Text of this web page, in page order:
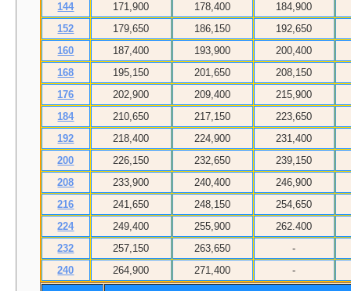
144
171,900 178,400
184,900
152
179,650 186,150
192,650
160
187,400 193,900
200,400
168
195,150 201,650
208,150
176
202,900 209,400
215,900
184
210,650 217,150
223,650
192
218,400 224,900
231,400
200
226,150 232,650
239,150
208
233,900 240,400
246,900
216
241,650 248,150
254,650
224
249,400 255,900
262.400
232
257,150 263,650
-
240
264,900 271,400 -